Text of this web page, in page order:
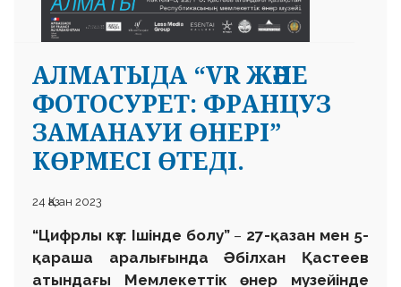
"ҚАСТЕЕВ ОҚУЛАРЫ-2023
- МУЗЕЙДІҢ ҚАЗІРГІ
КЕЗЕҢДЕГІ МИССИЯСЫ"
ТАҚЫРЫБЫНДА ЖЫЛ
САЙНЫНҒЫ
КОНФЕРЕНЦИЯСЫ
ӨТЕДІ.